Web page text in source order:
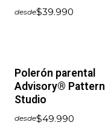
desde$39.990
Polerón parental
Advisory® Pattern
Studio
desde$49.990